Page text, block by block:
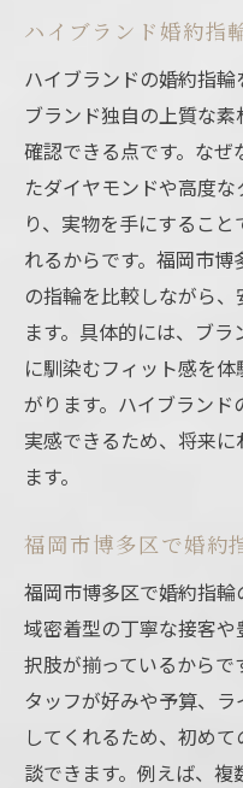
ハイブランド婚約指
ハイブランドの婚約指輪
ブランド独自の上質な
確認できる点です。な
たダイヤモンドや高度
り、実物を手にするこ
れるからです。福岡市
の指輪を比較しながら
ます。具体的には、ブ
に馴染むフィット感を
がります。ハイブラン
実感できるため、将来
ます。
福岡市博多区で婚約
福岡市博多区で婚約指
域密着型の丁寧な接客
択肢が揃っているからで
タッフが好みや予算、
してくれるため、初め
談できます。例えば、